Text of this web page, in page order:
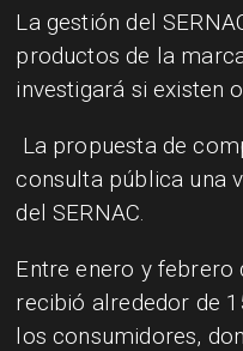
La gestión del
productos de la
investigará si existen
La propuesta de
consulta pública una
del SERNAC.
Entre enero y febrero
recibió alrededor de
los consumidores,